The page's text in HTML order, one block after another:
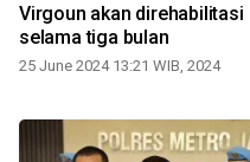
Virgoun akan direhabilitasi
selama tiga bulan
25 June 2024 13:21 WIB, 2024